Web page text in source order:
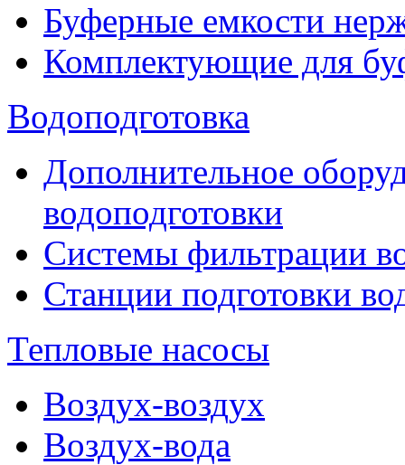
Буферные емкости
Комплектующие для
Водоподготовка
Дополнительное
водоподготовки
Системы фильтрации
Станции подготовки
Тепловые насосы
Воздух-воздух
Воздух-вода